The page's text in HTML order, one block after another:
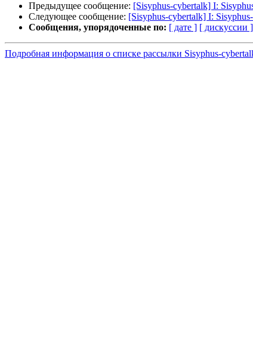
Предыдущее сообщение: [Sisyphus-cybertalk] I:
Следующее сообщение: [Sisyphus-cybertalk] I:
Сообщения, упорядоченные по: [ дате ] [ дискуссии ]
Подробная информация о списке рассылки Sisyphus-